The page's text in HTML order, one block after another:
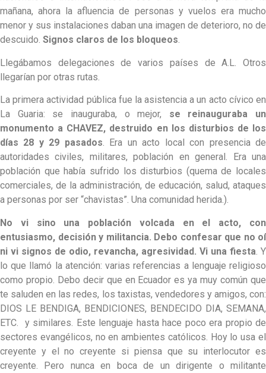
mañana, ahora la afluencia de personas y vuelos era mucho
menor y sus instalaciones daban una imagen de deterioro, no de
descuido. Signos claros de los bloqueos.
Llegábamos delegaciones de varios países de A.L. Otros
llegarían por otras rutas.
La primera actividad pública fue la asistencia a un acto cívico en
La Guaria: se inauguraba, o mejor, se reinauguraba un
monumento a CHAVEZ, destruido en los disturbios de los
días 28 y 29 pasados. Era un acto local con presencia de
autoridades civiles, militares, población en general. Era una
población que había sufrido los disturbios (quema de locales
comerciales, de la administración, de educación, salud, ataques
a personas por ser “chavistas”. Una comunidad herida.).
No vi sino una población volcada en el acto, con
entusiasmo, decisión y militancia. Debo confesar que no oí
ni vi signos de odio, revancha, agresividad. Vi una fiesta . Y
lo que llamó la atención: varias referencias a lenguaje religioso
como propio. Debo decir que en Ecuador es ya muy común que
te saluden en las redes, los taxistas, vendedores y amigos, con:
DIOS LE BENDIGA, BENDICIONES, BENDECIDO DIA, SEMANA,
ETC. y similares. Este lenguaje hasta hace poco era propio de
sectores evangélicos, no en ambientes católicos. Hoy lo usa el
creyente y el no creyente si piensa que su interlocutor es
creyente. Pero nunca en boca de un dirigente o militante